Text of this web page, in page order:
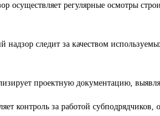
осуществляет регулярные осмотры
следит за качеством
проектную документацию,
контроль за работой субподрядчиков,